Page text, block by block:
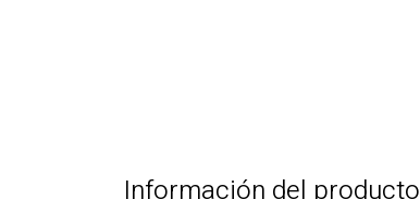
Información del producto